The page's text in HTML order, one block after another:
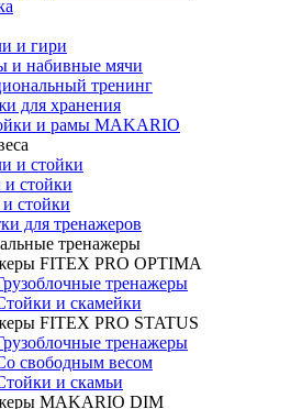
и гири
и набивные мячи
тренинг
для хранения
и рамы MAKARIO
и стойки
стойки
стойки
для тренажеров
тренажеры
FITEX PRO OPTIMA
тренажеры
и скамейки
FITEX PRO STATUS
тренажеры
свободным весом
и скамьи
MAKARIO DIM